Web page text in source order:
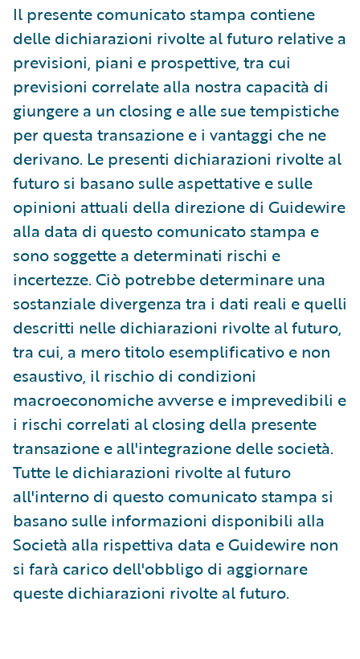
Il presente comunicato stampa contiene
delle dichiarazioni rivolte al futuro relative a
previsioni, piani e prospettive, tra cui
previsioni correlate alla nostra capacità di
giungere a un closing e alle sue tempistiche
per questa transazione e i vantaggi che ne
derivano. Le presenti dichiarazioni rivolte al
futuro si basano sulle aspettative e sulle
opinioni attuali della direzione di Guidewire
alla data di questo comunicato stampa e
sono soggette a determinati rischi e
incertezze. Ciò potrebbe determinare una
sostanziale divergenza tra i dati reali e quelli
descritti nelle dichiarazioni rivolte al futuro,
tra cui, a mero titolo esemplificativo e non
esaustivo, il rischio di condizioni
macroeconomiche avverse e imprevedibili e
i rischi correlati al closing della presente
transazione e all'integrazione delle società.
Tutte le dichiarazioni rivolte al futuro
all'interno di questo comunicato stampa si
basano sulle informazioni disponibili alla
Società alla rispettiva data e Guidewire non
si farà carico dell'obbligo di aggiornare
queste dichiarazioni rivolte al futuro.